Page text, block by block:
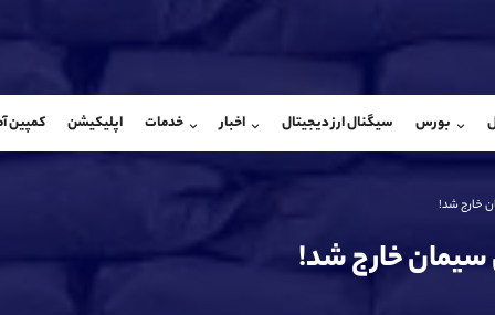
بورس سیگنال ارز دیجیتال اخبار خدمات اپلیکیشن کمپین
@Armteam_admin_por